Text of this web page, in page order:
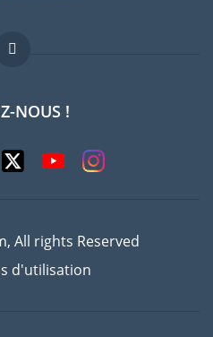
d'emploi
FAQ
NOUS !
All rights Reserved
d'utilisation